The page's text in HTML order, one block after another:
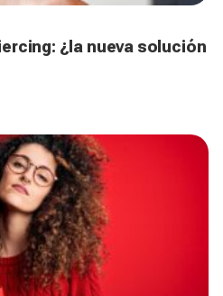
¿la nueva solución